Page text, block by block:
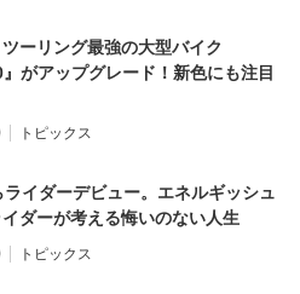
ーリング最強の大型バイク
』がアップグレード！新色にも注目
トピックス
イダーデビュー。エネルギッシュ
ダーが考える悔いのない人生
トピックス